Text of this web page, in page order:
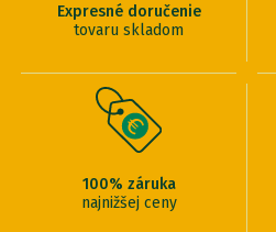
Expresné doručenie
tovaru skladom
100% záruka
najnižšej ceny